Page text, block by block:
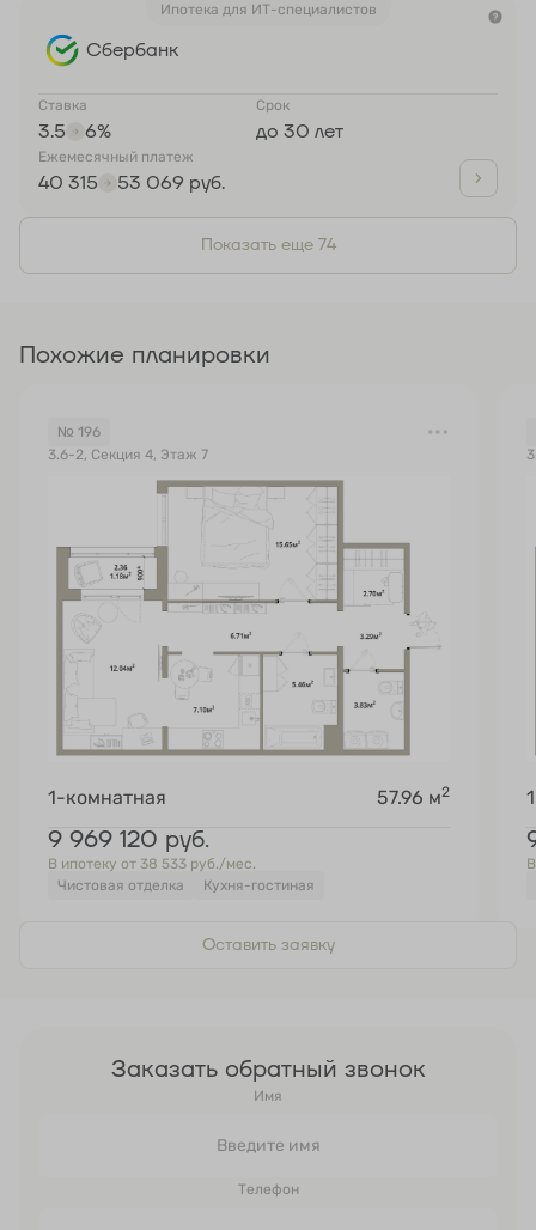
Ипотека для ИТ-специалистов
Сбербанк
Ставка
3.5 6%
Срок
до 30 лет
Ежемесячный платеж
40 315 53 069 руб.
Показать еще 74
Похожие планировки
№ 196
3.6-2, Секция 4, Этаж 7
1-комнатная 57.96 м2
9 969 120 руб.
В ипотеку от 38 533 руб./мес.
Чистовая отделка
Кухня-гостиная
Оставить заявку
Заказать обратный звонок
Имя
Телефон